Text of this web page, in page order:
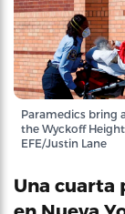
Paramedics bring
the Wyckoff
EFE/Justin Lane
Una cuarta